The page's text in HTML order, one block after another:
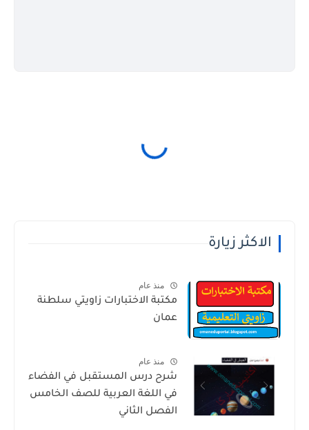
الاكثر زيارة
منذ عام
مكتبة الاختبارات زاويتي سلطنة
عمان
منذ عام
شرح درس المستقبل في الفضاء
في اللغة العربية للصف الخامس
الفصل الثاني